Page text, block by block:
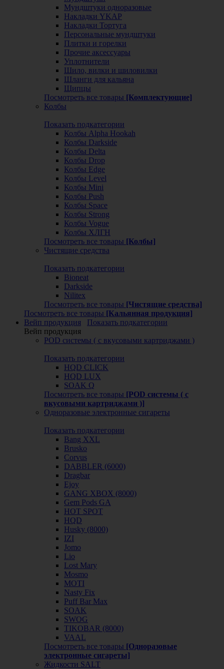
Мундштуки одноразовые
Накладки YKAP
Накладки Тортуга
Персональные мундштуки
Плитки и горелки
Прочие аксессуары
Уплотнители
Шило, вилки и шиловилки
Шланги для кальяна
Щипцы
Посмотреть все товары [Комплектующие]
Колбы
Показать подкатегории
Колбы Alpha Hookah
Колбы Darkside
Колбы Delta
Колбы Drop
Колбы Edge
Колбы Level
Колбы Mini
Колбы Push
Колбы Space
Колбы Strong
Колбы Vogue
Колбы ХЛГН
Посмотреть все товары [Колбы]
Чистящие средства
Показать подкатегории
Bioneat
Darkside
Nilitex
Посмотреть все товары [Чистящие средства]
Посмотреть все товары [Кальянная продукция]
Вейп продукция
Показать подкатегории
Вейп продукция
POD системы ( с вкусовыми картриджами )
Показать подкатегории
HQD CLICK
HQD LUX
SOAK Q
Посмотреть все товары [POD системы ( с
вкусовыми картриджами )]
Одноразовые электронные сигареты
Показать подкатегории
Bang XXL
Brusko
Corvus
DABBLER (6000)
Dragbar
Ejoy
GANG XBOX (8000)
Gem Pods GA
HOT SPOT
HQD
Husky (8000)
IZI
Jomo
Lio
Lost Mary
Mosmo
MOTI
Nasty Fix
Puff Bar Max
SOAK
SWOG
TIKOBAR (8000)
VAAL
Посмотреть все товары [Одноразовые
электронные сигареты]
Жидкости SALT